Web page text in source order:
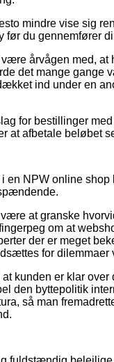
mindre vise sig
før du gennemfører
årvågen med, at
det mange gange
ind under en
for bestillinger
at afbetale beløbet
en NPW online
at granske
om at
der er meget
for dilemmaer
kunden er klar
den byttepolitik
så man